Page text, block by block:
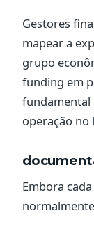
Gestores
mapear a
grupo
funding em
fundamental
operação no
Embora